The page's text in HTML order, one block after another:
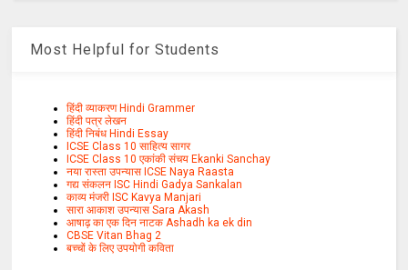
Most Helpful for Students
हिंदी व्याकरण Hindi Grammer
हिंदी पत्र लेखन
हिंदी निबंध Hindi Essay
ICSE Class 10 साहित्य सागर
ICSE Class 10 एकांकी संचय Ekanki Sanchay
नया रास्ता उपन्यास ICSE Naya Raasta
गद्य संकलन ISC Hindi Gadya Sankalan
काव्य मंजरी ISC Kavya Manjari
सारा आकाश उपन्यास Sara Akash
आषाढ़ का एक दिन नाटक Ashadh ka ek din
CBSE Vitan Bhag 2
बच्चों के लिए उपयोगी कविता